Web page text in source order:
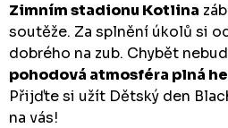
Zimním stadionu Kotlina
soutěže. Za splnění úkolů si
dobrého na zub. Chybět
pohodová atmosféra plná
Přijďte si užít Dětský den
na vás!